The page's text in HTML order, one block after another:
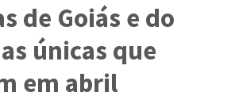
de Goiás e do
únicas que
em abril